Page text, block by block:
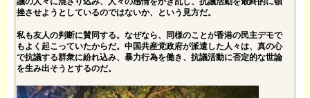
挫させようとしているのではないか、という見方だ。
私も友人の判断に賛同する。なぜなら、同様のことが香港の民主デモで
もよく起こっていたからだ。中国共産党政府が派遣した人々は、真の心
で抗議する群衆に紛れ込み、暴力行為を働き、抗議活動に否定的な世論
を生み出そうとするのだ。